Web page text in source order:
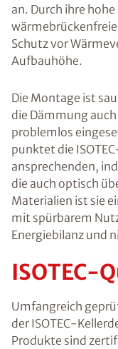
an. Durch ihre
Schutz vor
Aufbauhöhe.
Die Montage ist
die Dämmung
problemlos
punktet die
ansprechenden,
die auch optisch
Materialien ist sie
mit spürbarem
Energiebilanz und
ISOTEC-
Umfangreich
der ISOTEC-
Produkte sind